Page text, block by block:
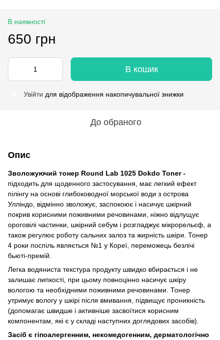
В наявності
650 грн
В кошик
Увійти для відображення накопичувальної знижки
До обраного
Опис
Зволожуючий тонер Round Lab 1025 Dokdo Toner -
підходить для щоденного застосування, має легкий ефект
пілінгу на основі глибоководної морської води з острова
Улліндо, відмінно зволожує, заспокоює і насичує шкірний
покрив корисними поживними речовинами, ніжно відлущує
ороговілі частинки, шкірний себум і розгладжує мікрорельєф, а
також регулює роботу сальних залоз та жирність шкіри. Тонер
4 роки поспіль являється №1 у Кореї, переможець безлічі
бьюті-премій.
Легка водяниста текстура продукту швидко вбирається і не
залишає липкості, при цьому повноцінно насичує шкіру
вологою та необхідними поживними речовинами. Тонер
утримує вологу у шкірі після вмивання, підвищує проникність
(допомагає швидше і активніше засвоїтися корисним
компонентам, які є у складі наступних доглядових засобів).
Засіб є гіпоалергенним, некомедогенним, дерматологічно